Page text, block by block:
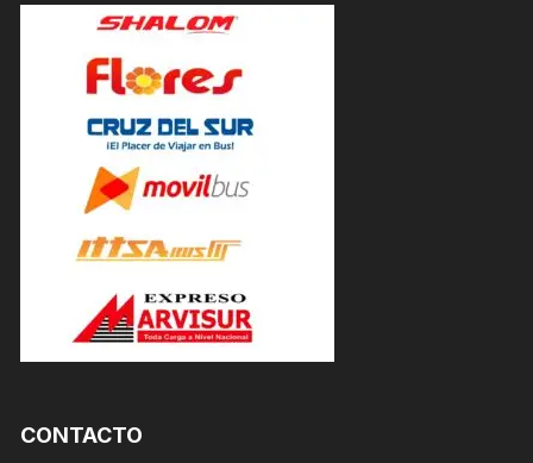
CONTACTO